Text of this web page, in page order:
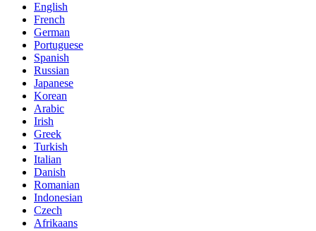
English
French
German
Portuguese
Spanish
Russian
Japanese
Korean
Arabic
Irish
Greek
Turkish
Italian
Danish
Romanian
Indonesian
Czech
Afrikaans